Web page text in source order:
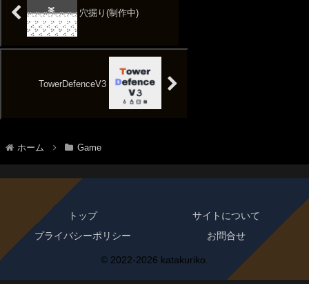
穴掘り(制作中)
TowerDefenceV3
ホーム Game
トップ
サイトについて
プライバシーポリシー
お問合せ
© 2022-2026 katakuriko.